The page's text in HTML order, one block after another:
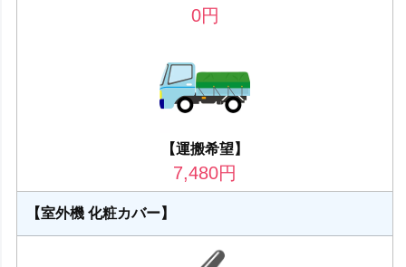
0円
【運搬希望】
7,480円
【室外機 化粧カバー】